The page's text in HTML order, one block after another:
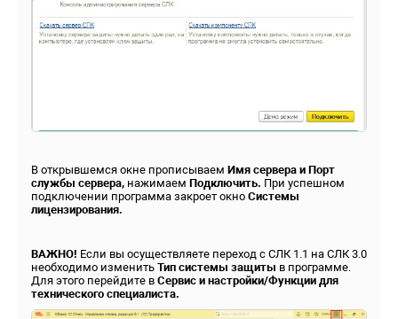
В открывшемся окне прописываем Имя сервера и Порт
службы сервера, нажимаем Подключить. При успешном
подключении программа закроет окно Системы
лицензирования.
ВАЖНО! Если вы осуществляете переход с СЛК 1.1 на СЛК 3.0
необходимо изменить Тип системы защиты в программе.
Для этого перейдите в Сервис и настройки/Функции для
технического специалиста.